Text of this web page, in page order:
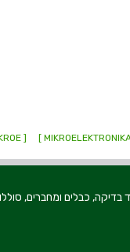
[ MIKROE ]
יבוא ושיווק רכיבים, ציוד בדיקה,